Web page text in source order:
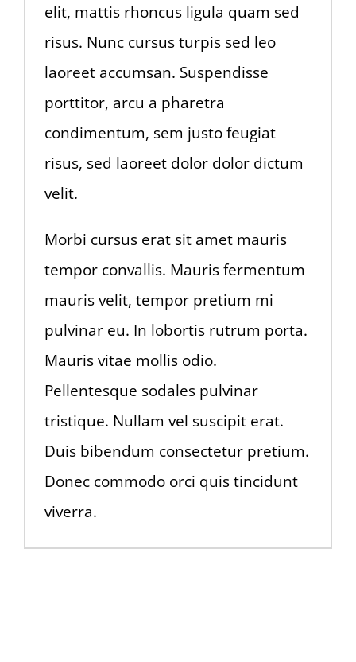
elit, mattis rhoncus ligula quam sed
risus. Nunc cursus turpis sed leo
laoreet accumsan. Suspendisse
porttitor, arcu a pharetra
condimentum, sem justo feugiat
risus, sed laoreet dolor dolor dictum
velit.
Morbi cursus erat sit amet mauris
tempor convallis. Mauris fermentum
mauris velit, tempor pretium mi
pulvinar eu. In lobortis rutrum porta.
Mauris vitae mollis odio.
Pellentesque sodales pulvinar
tristique. Nullam vel suscipit erat.
Duis bibendum consectetur pretium.
Donec commodo orci quis tincidunt
viverra.